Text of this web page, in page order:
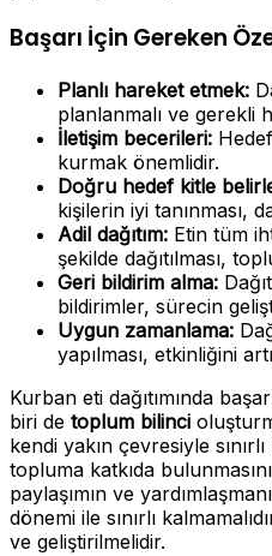
Başarı İçin Gereken
Planlı hareket etmek:
planlanmalı ve gerekli
İletişim becerileri:
kurmak önemlidir.
Doğru hedef kitle
kişilerin iyi tanınması,
Adil dağıtım: Etin tüm
şekilde dağıtılması,
Geri bildirim alma:
bildirimler, sürecin
Uygun zamanlama:
yapılması, etkinliğini
Kurban eti dağıtımında
biri de toplum bilinci
kendi yakın çevresiyle
topluma katkıda
paylaşımın ve
dönemi ile sınırlı
ve geliştirilmelidir.